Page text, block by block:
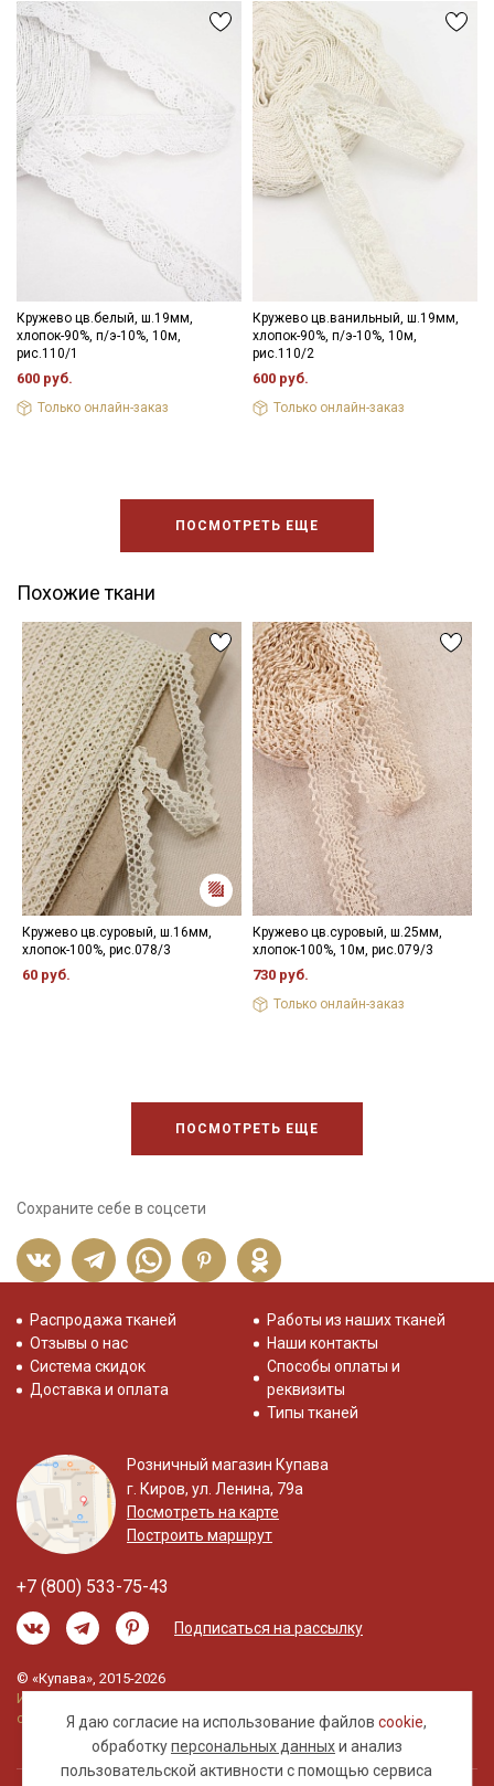
Кружево цв.белый, ш.19мм,
хлопок-90%, п/э-10%, 10м,
рис.110/1
600 руб.
Только онлайн-заказ
Кружево цв.ванильный, ш.19мм,
хлопок-90%, п/э-10%, 10м,
рис.110/2
600 руб.
Только онлайн-заказ
ПОСМОТРЕТЬ ЕЩЕ
Похожие ткани
Кружево цв.суровый, ш.16мм,
хлопок-100%, рис.078/3
60 руб.
Кружево цв.суровый, ш.25мм,
хлопок-100%, 10м, рис.079/3
730 руб.
Только онлайн-заказ
ПОСМОТРЕТЬ ЕЩЕ
Сохраните себе в соцсети
Я даю согласие на использование файловcookie,
обработкуперсональных данныхи анализ
пользовательской активности с помощью сервиса
Распродажа тканей
Отзывы о нас
Система скидок
Доставка и оплата
Работы из наших тканей
Наши контакты
Способы оплаты и
реквизиты
Типы тканей
Розничный магазин Купава
г. Киров, ул. Ленина, 79а
Посмотреть на карте
Построить маршрут
+7 (800) 533-75-43
Подписаться на рассылку
© «Купава», 2015-2026
Информация на сайте не является публичной
офертой.